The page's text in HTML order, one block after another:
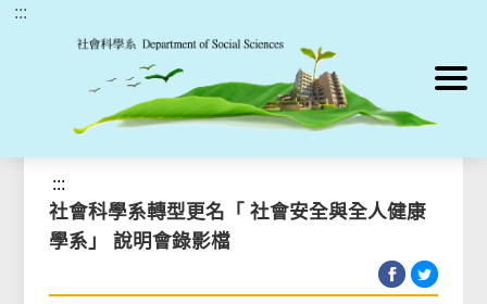
跳到主要內容區塊
:::
最新消息>最新消息
:::
社會科學系轉型更名「 社會安全與全人健康
學系」 說明會錄影檔